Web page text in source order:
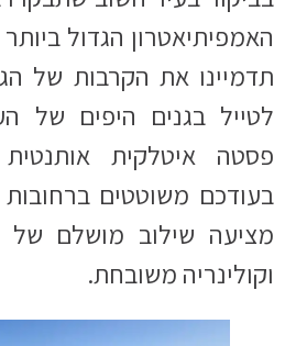
האמפיתיאטרון הגדול
תדמיינו את הקרבות של
לטייל בגנים היפים של
פסטה איטלקית אותנטית
בעודכם משוטטים
מציעה שילוב מושלם של
וקולינריה משובחת.